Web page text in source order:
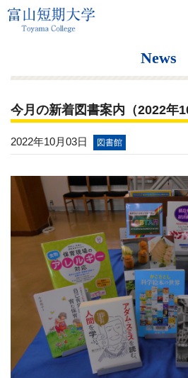
News
今月の新着図書案内（2022年
2022年10月03日 図書館